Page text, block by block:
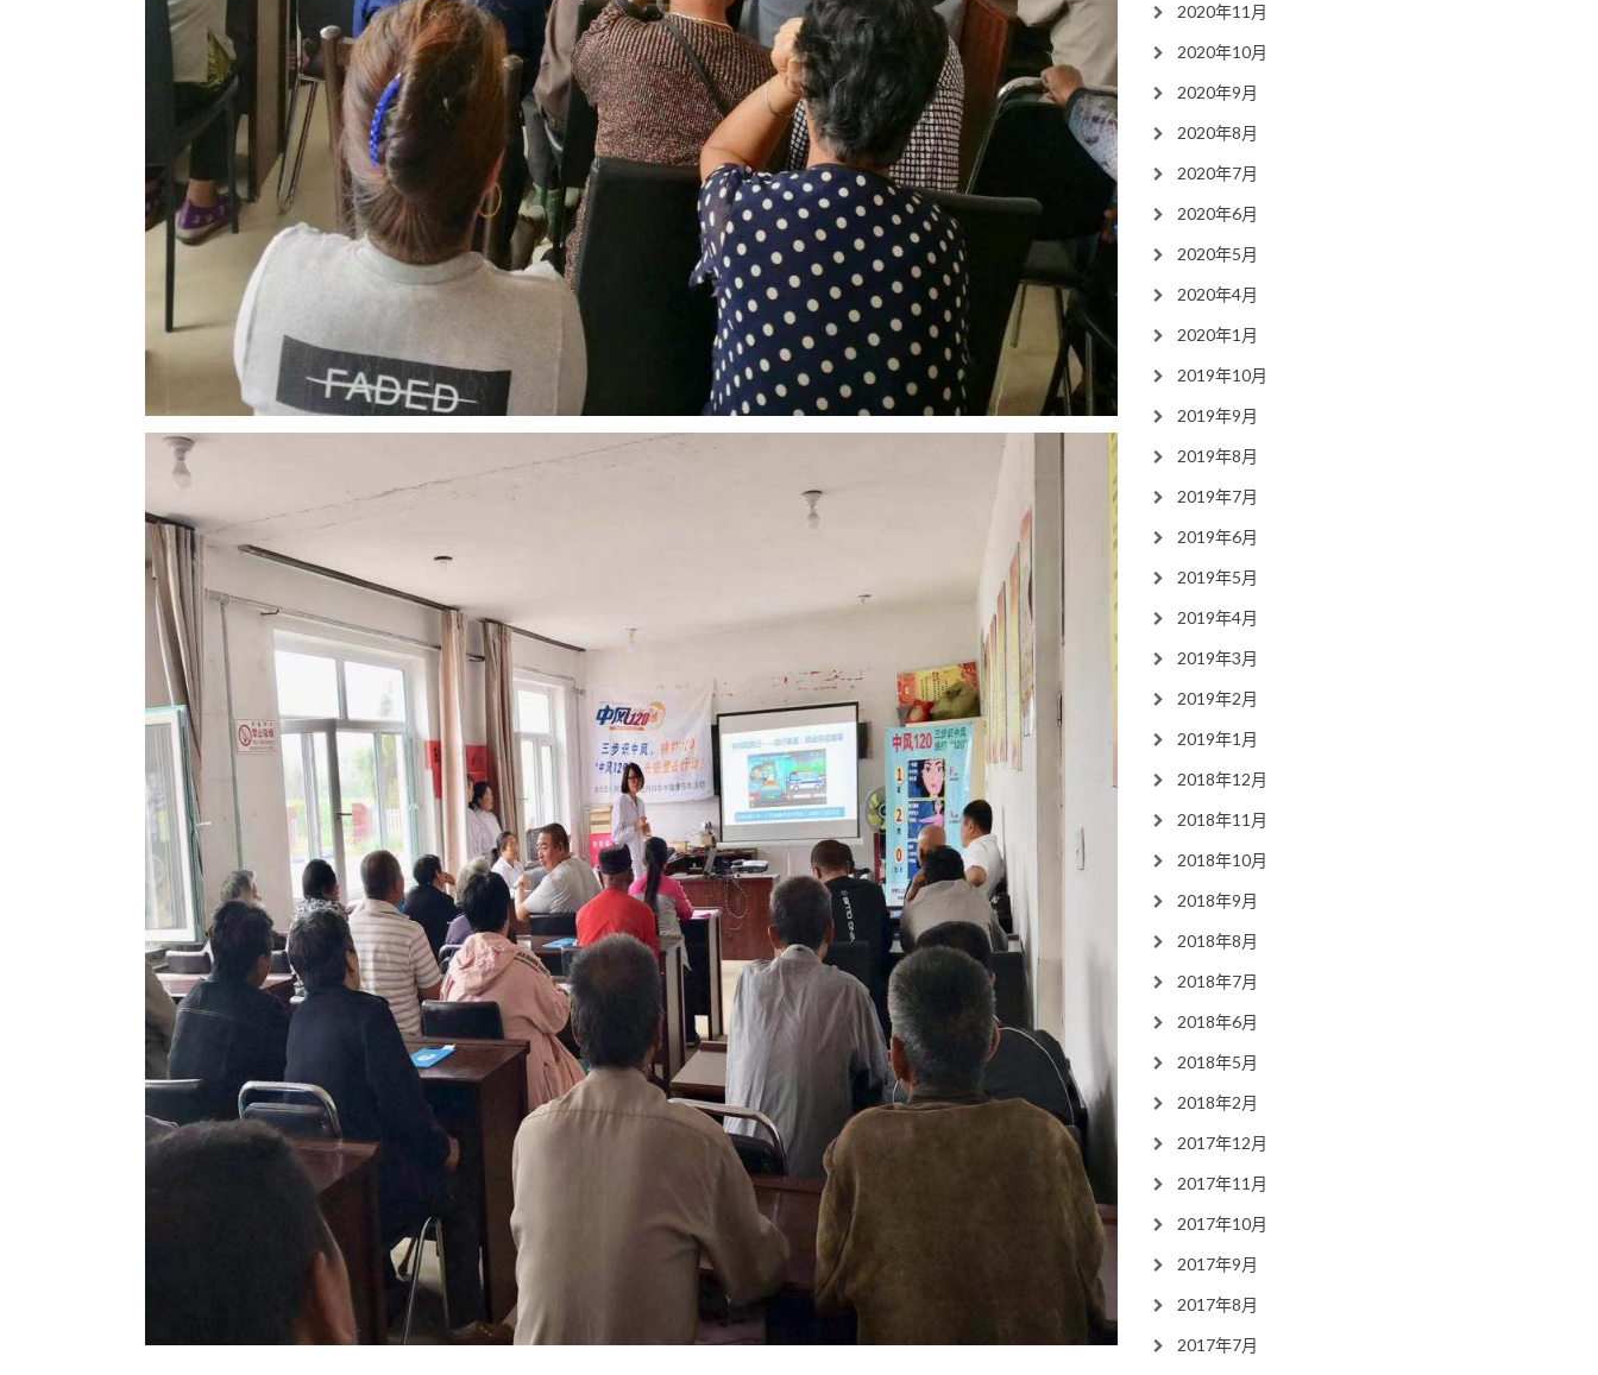
2020年11月
2020年10月
2020年9月
2020年8月
2020年7月
2020年6月
2020年5月
2020年4月
2020年1月
2019年10月
2019年9月
2019年8月
2019年7月
2019年6月
2019年5月
2019年4月
2019年3月
2019年2月
2019年1月
2018年12月
2018年11月
2018年10月
2018年9月
2018年8月
2018年7月
2018年6月
2018年5月
2018年2月
2017年12月
2017年11月
2017年10月
2017年9月
2017年8月
2017年7月